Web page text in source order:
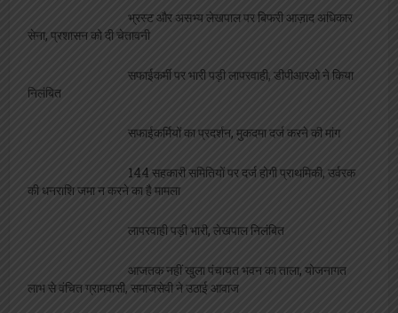
भ्रस्ट और असभ्य लेखपाल पर बिफरी आज़ाद अधिकार
सेना, प्रशासन को दी चेतावनी
सफाईकर्मी पर भारी पड़ी लापरवाही, डीपीआरओ ने किया
निलंबित
सफाईकर्मियों का प्रदर्शन, मुकदमा दर्ज करने की मांग
144 सहकारी समितियों पर दर्ज होगी प्राथमिकी, उर्वरक
की धनराशि जमा न करने का है मामला
लापरवाही पड़ी भारी, लेखपाल निलंबित
आजतक नहीं खुला पंचायत भवन का ताला, योजनागत
लाभ से वंचित ग्रामवासी, समाजसेवी ने उठाई आवाज